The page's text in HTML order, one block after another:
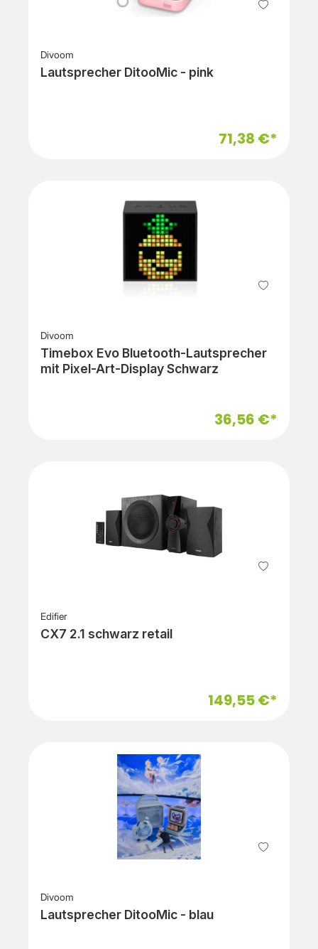
Divoom
Lautsprecher DitooMic - pink
71,38 €*
Divoom
Timebox Evo Bluetooth-Lautsprecher
mit Pixel-Art-Display Schwarz
36,56 €*
Edifier
CX7 2.1 schwarz retail
149,55 €*
Divoom
Lautsprecher DitooMic - blau